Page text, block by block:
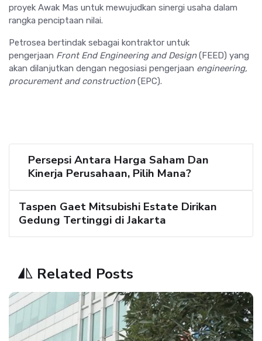
proyek Awak Mas untuk mewujudkan sinergi usaha dalam
rangka penciptaan nilai.
Petrosea bertindak sebagai kontraktor untuk
pengerjaan Front End Engineering and Design(FEED) yang
akan dilanjutkan dengan negosiasi pengerjaan engineering,
procurement and construction(EPC).
Persepsi Antara Harga Saham Dan
Kinerja Perusahaan, Pilih Mana?
Taspen Gaet Mitsubishi Estate Dirikan
Gedung Tertinggi di Jakarta
Related Posts